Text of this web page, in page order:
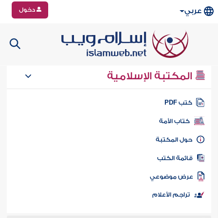
عربي دخول
المكتبة الإسلامية
كتب PDF
كتاب الأمة
المكتبة
الكتب
موضوعي